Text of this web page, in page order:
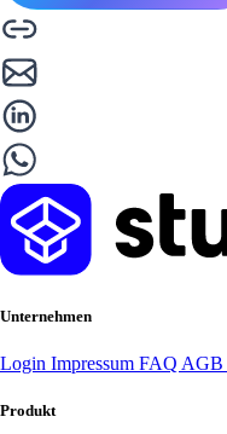
Unternehmen
Login Impressum FAQ AGB
Produkt